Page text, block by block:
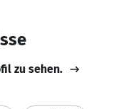
zu sehen.